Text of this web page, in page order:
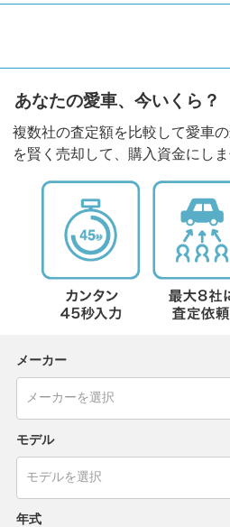
あなたの愛車、今いくら？
複数社の査定額を比較して愛車
を賢く売却して、購入資金にし
メーカー
モデル
年式